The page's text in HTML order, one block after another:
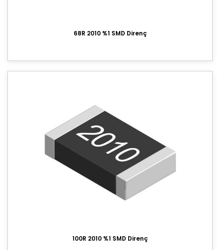
68R 2010 %1 SMD Direnç
100R 2010 %1 SMD Direnç